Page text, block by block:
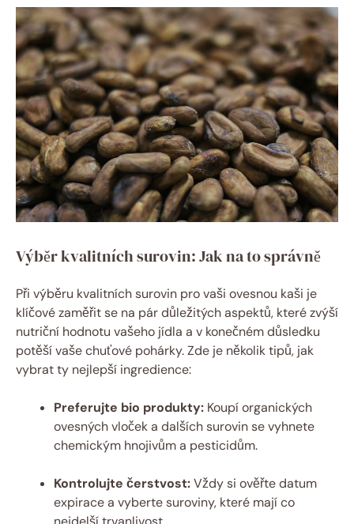
Výběr kvalitních surovin: Jak na to správně
Při výběru kvalitních surovin pro vaši ovesnou kaši je
klíčové zaměřit se na pár důležitých aspektů, které zvýší
nutriční hodnotu vašeho jídla a v konečném důsledku
potěší vaše chuťové pohárky. Zde je několik tipů, jak
vybrat ty nejlepší ingredience:
Preferujte bio produkty: Koupí organických
ovesných vloček a dalších surovin se vyhnete
chemickým hnojivům a pesticidům.
Kontrolujte čerstvost:Vždy si ověřte datum
expirace a vyberte suroviny, které mají co